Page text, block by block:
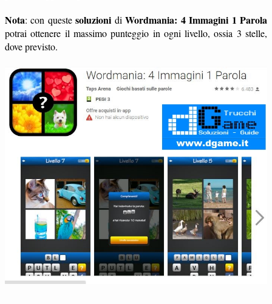
Nota: con questesoluzioni diWordmania: 4 Immagini 1 Parola
potrai ottenere il massimo punteggio in ogni livello, ossia 3 stelle,
dove previsto.